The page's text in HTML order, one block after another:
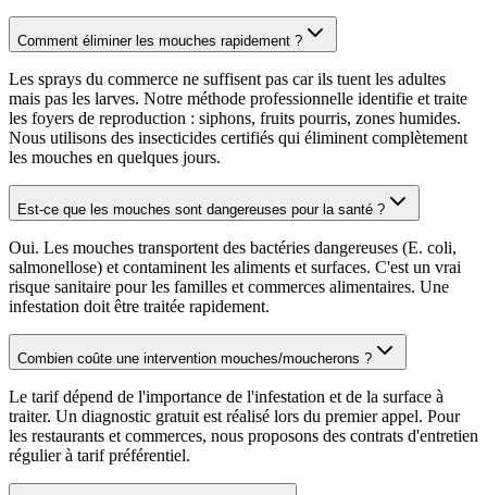
Comment éliminer les mouches rapidement ?
Les sprays du commerce ne suffisent pas car ils tuent les adultes
mais pas les larves. Notre méthode professionnelle identifie et traite
les foyers de reproduction : siphons, fruits pourris, zones humides.
Nous utilisons des insecticides certifiés qui éliminent complètement
les mouches en quelques jours.
Est-ce que les mouches sont dangereuses pour la santé ?
Oui. Les mouches transportent des bactéries dangereuses (E. coli,
salmonellose) et contaminent les aliments et surfaces. C'est un vrai
risque sanitaire pour les familles et commerces alimentaires. Une
infestation doit être traitée rapidement.
Combien coûte une intervention mouches/moucherons ?
Le tarif dépend de l'importance de l'infestation et de la surface à
traiter. Un diagnostic gratuit est réalisé lors du premier appel. Pour
les restaurants et commerces, nous proposons des contrats d'entretien
régulier à tarif préférentiel.